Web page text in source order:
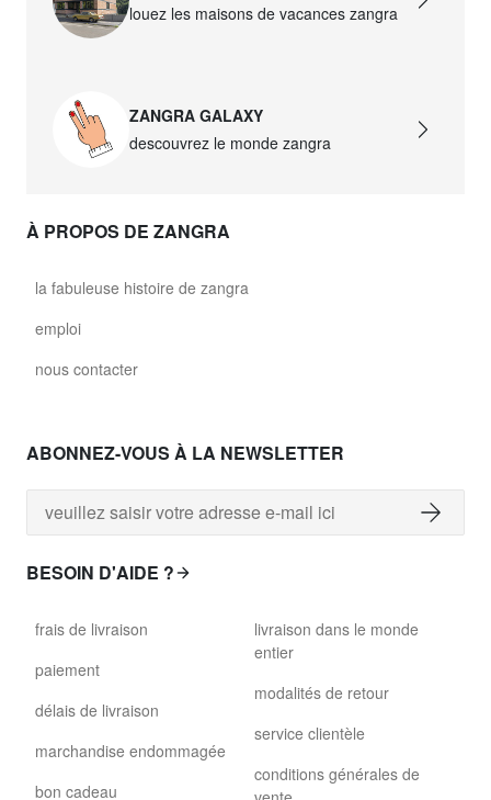
louez les maisons de vacances zangra
ZANGRA GALAXY
descouvrez le monde zangra
À PROPOS DE ZANGRA
la fabuleuse histoire de zangra
emploi
nous contacter
ABONNEZ-VOUS À LA NEWSLETTER
BESOIN D'AIDE ?
frais de livraison
paiement
délais de livraison
marchandise endommagée
bon cadeau
livraison dans le monde
entier
modalités de retour
service clientèle
conditions générales de